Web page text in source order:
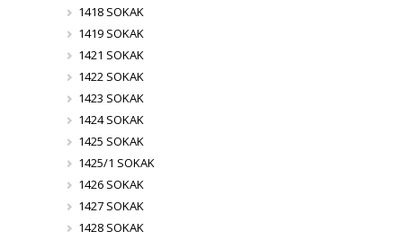
1418 SOKAK
1419 SOKAK
1421 SOKAK
1422 SOKAK
1423 SOKAK
1424 SOKAK
1425 SOKAK
1425/1 SOKAK
1426 SOKAK
1427 SOKAK
1428 SOKAK